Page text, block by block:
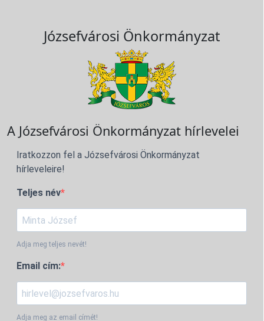
Józsefvárosi Önkormányzat
A Józsefvárosi Önkormányzat hírlevelei
Iratkozzon fel a Józsefvárosi Önkormányzat
hírleveleire!
Teljes név
Adja meg teljes nevét!
Email cím:
Adja meg az email címét!